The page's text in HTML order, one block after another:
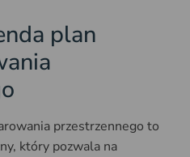
plan
przestrzennego to
który pozwala na